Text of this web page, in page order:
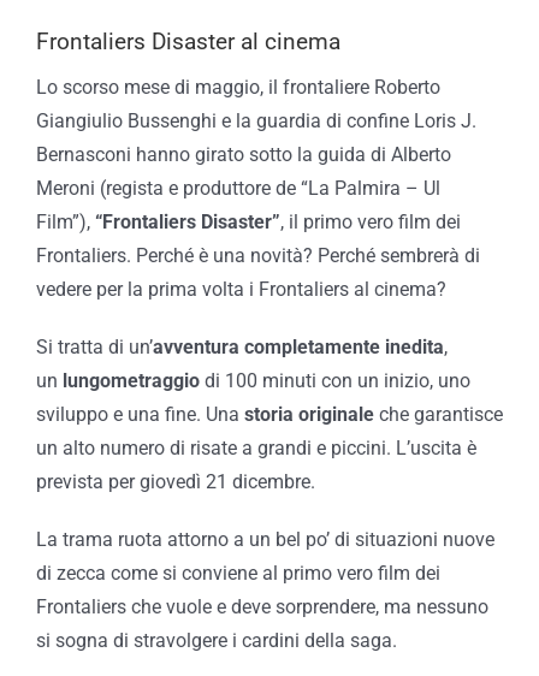
Frontaliers Disaster al cinema
Lo scorso mese di maggio, il frontaliere Roberto
Giangiulio Bussenghi e la guardia di confine Loris J.
Bernasconi hanno girato sotto la guida di Alberto
Meroni (regista e produttore de “La Palmira – Ul
Film”), “Frontaliers Disaster”, il primo vero film dei
Frontaliers. Perché è una novità? Perché sembrerà di
vedere per la prima volta i Frontaliers al cinema?
Si tratta di un’avventura completamente inedita,
un lungometraggio di 100 minuti con un inizio, uno
sviluppo e una fine. Una storia originale che garantisce
un alto numero di risate a grandi e piccini. L’uscita è
prevista per giovedì 21 dicembre.
La trama ruota attorno a un bel po’ di situazioni nuove
di zecca come si conviene al primo vero film dei
Frontaliers che vuole e deve sorprendere, ma nessuno
si sogna di stravolgere i cardini della saga.